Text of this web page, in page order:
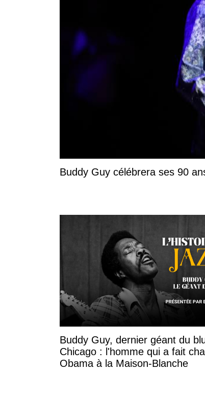
Buddy Guy célébrera ses 90
Buddy Guy, dernier géant du
Chicago : l'homme qui a fait
Obama à la Maison-Blanche